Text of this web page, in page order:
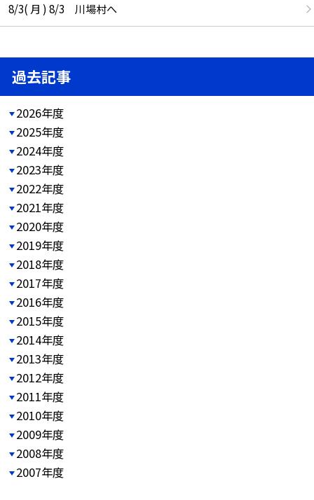
8/3( 月 ) 8/3 川場村へ
過去記事
2026年度
2025年度
2024年度
2023年度
2022年度
2021年度
2020年度
2019年度
2018年度
2017年度
2016年度
2015年度
2014年度
2013年度
2012年度
2011年度
2010年度
2009年度
2008年度
2007年度